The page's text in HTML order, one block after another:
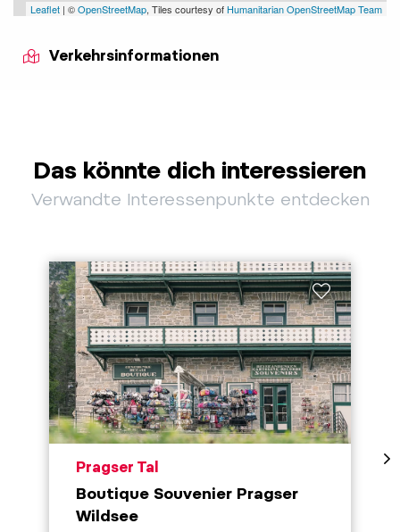
Leaflet | ©OpenStreetMap, Tiles courtesy of Humanitarian OpenStreetMap Team
Verkehrsinformationen
Das könnte dich interessieren
Verwandte Interessenpunkte entdecken
aria.poi_location_prefix
Pragser Tal
Boutique Souvenier Pragser
Wildsee